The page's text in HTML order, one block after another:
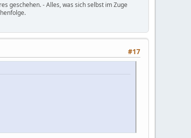
geschehen. - Alles, was sich selbst im Zuge
#17